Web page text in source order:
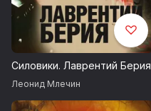
Силовики. Лаврентий Берия
Леонид Млечин